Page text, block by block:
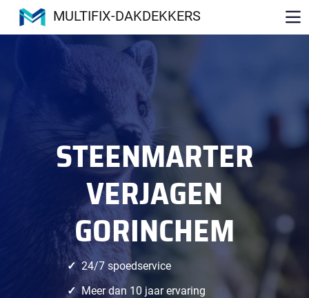
MULTIFIX-DAKDEKKERS
STEENMARTER
VERJAGEN
GORINCHEM
24/7 spoedservice
Meer dan 10 jaar ervaring